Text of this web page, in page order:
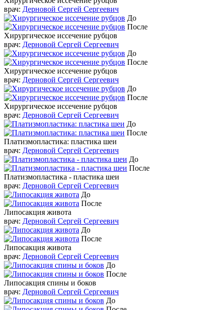
врач: Дерновой Сергей Сергеевич
До
После
Хирургическое иссечение рубцов
врач: Дерновой Сергей Сергеевич
До
После
Хирургическое иссечение рубцов
врач: Дерновой Сергей Сергеевич
До
После
Хирургическое иссечение рубцов
врач: Дерновой Сергей Сергеевич
До
После
Платизмопластика: пластика шеи
врач: Дерновой Сергей Сергеевич
До
После
Платизмопластика - пластика шеи
врач: Дерновой Сергей Сергеевич
До
После
Липосакция живота
врач: Дерновой Сергей Сергеевич
До
После
Липосакция живота
врач: Дерновой Сергей Сергеевич
До
После
Липосакция спины и боков
врач: Дерновой Сергей Сергеевич
До